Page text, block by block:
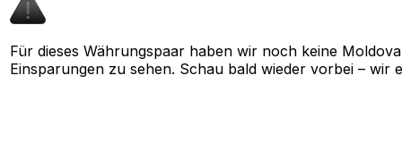
Für dieses Währungspaar haben wir noch keine
Einsparungen zu sehen. Schau bald wieder vorbei –